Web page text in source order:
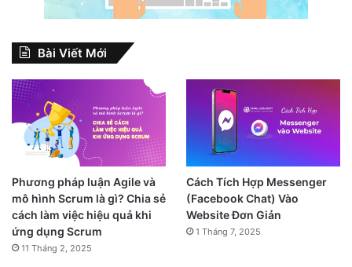
Bài Viết Mới
Phương pháp luận Agile và
mô hình Scrum là gì? Chia sẻ
cách làm việc hiệu quả khi
ứng dụng Scrum
11 Tháng 2, 2025
Cách Tích Hợp Messenger
(Facebook Chat) Vào
Website Đơn Giản
1 Tháng 7, 2025